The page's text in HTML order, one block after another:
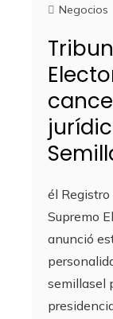
Negocios
él
Supremo
anunció
semillasel